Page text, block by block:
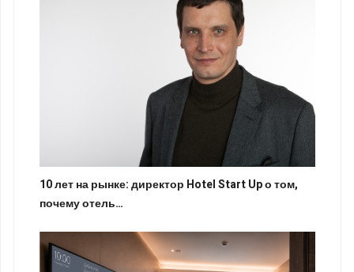
10 лет на рынке: директор Hotel Start Up о том,
почему отель…